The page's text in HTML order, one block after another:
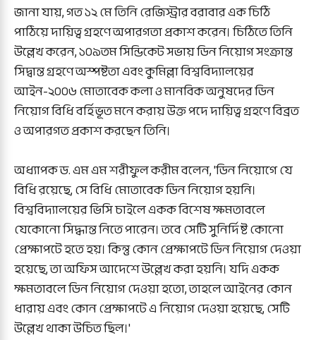
‎জানা যায়, গত ১২ মে তিনি রেজিস্ট্রার বরাবার এক চিঠি
পাঠিয়ে দায়িত্ব গ্রহণে অপারগতা প্রকাশ করেন। চিঠিতে তিনি
উল্লেখ করেন, ১০৯তম সিন্ডিকেট সভায় ডিন নিয়োগ সংক্রান্ত
সিদ্বান্ত গ্রহণে অস্পষ্টতা এবং কুমিল্লা বিশ্ববিদ্যালয়ের
আইন-২০০৬ মোতাবেক কলা ও মানবিক অনুষদের ডিন
নিয়োগ বিধি বর্হিভূত মনে করায় উক্ত পদে দায়িত্ব গ্রহণে বিব্রত
ও অপারগত প্রকাশ করছেন তিনি।
‎অধ্যাপক ড. এম এম শরীফুল করীম বলেন, 'ডিন নিয়োগে যে
বিধি রয়েছে, সে বিধি মোতাবেক ডিন নিয়োগ হয়নি।
বিশ্ববিদ্যালয়ের ভিসি চাইলে একক বিশেষ ক্ষমতাবলে
যেকোনো সিদ্ধান্ত নিতে পারেন। তবে সেটি সুনির্দিষ্ট কোনো
প্রেক্ষাপটে হতে হয়। কিন্তু কোন প্রেক্ষাপটে ডিন নিয়োগ দেওয়া
হয়েছে, তা অফিস আদেশে উল্লেখ করা হয়নি। যদি একক
ক্ষমতাবলে ডিন নিয়োগ দেওয়া হতো, তাহলে আইনের কোন
ধারায় এবং কোন প্রেক্ষাপটে এ নিয়োগ দেওয়া হয়েছে, সেটি
উল্লেখ থাকা উচিত ছিল।'